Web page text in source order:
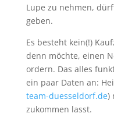
Lupe zu nehmen,
geben.
Es besteht kein(!)
denn möchte, einen
ordern. Das alles
ein paar Daten an:
team-duesseldorf.de)
zukommen lasst.